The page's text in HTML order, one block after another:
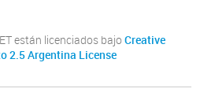
están licenciados bajo Creative
2.5 Argentina License